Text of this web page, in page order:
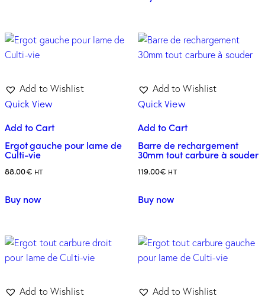
Add to Wishlist
Quick View
Add to Cart
Ergot gauche pour lame de
Culti-vie
88.00€ HT
Buy now
Add to Wishlist
Quick View
Add to Cart
Barre de rechargement
30mm tout carbure à souder
119.00€ HT
Buy now
Add to Wishlist Add to Wishlist